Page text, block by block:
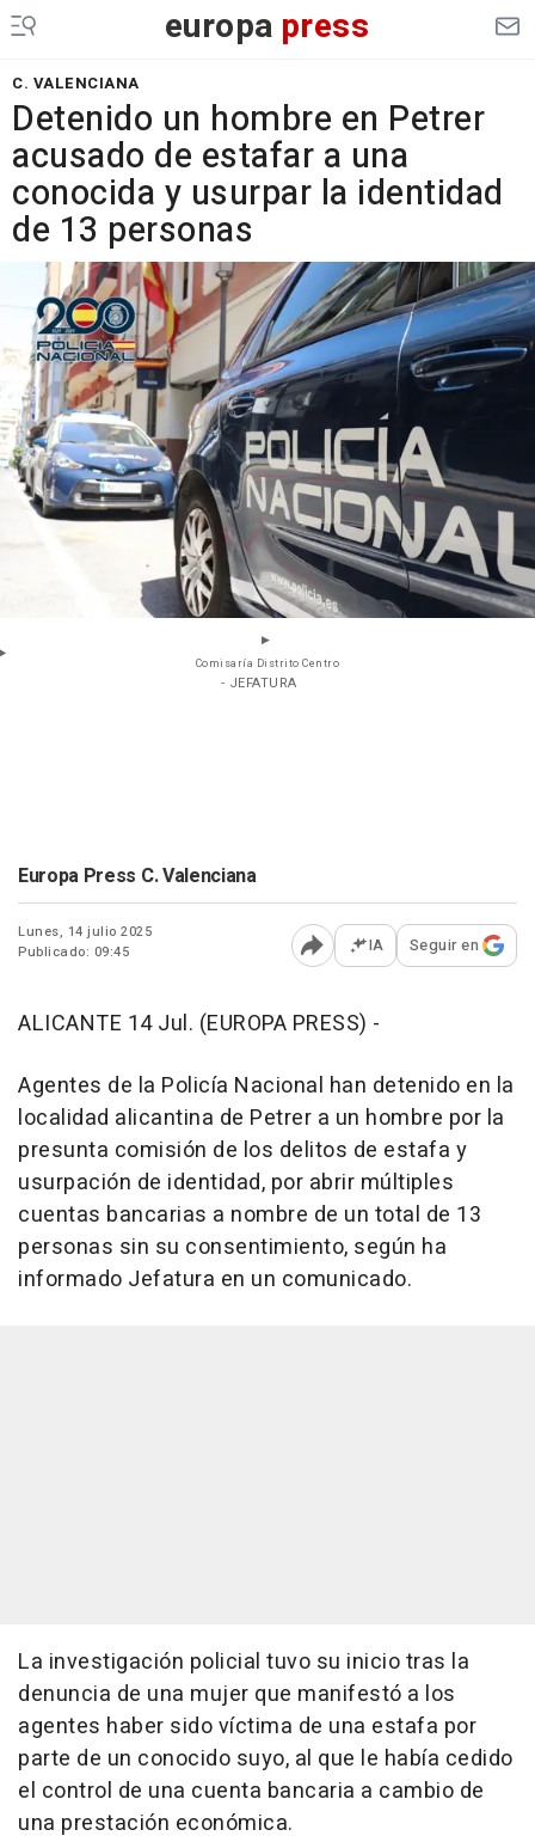
europa press
C. VALENCIANA
Detenido un hombre en Petrer
acusado de estafar a una
conocida y usurpar la identidad
de 13 personas
Comisaría Distrito Centro
- JEFATURA
Europa Press C. Valenciana
Lunes, 14 julio 2025
Publicado: 09:45
Abrir opciones para
IA Seguir en
ALICANTE 14 Jul. (EUROPA PRESS) -
Agentes de la Policía Nacional han detenido en la
localidad alicantina de Petrer a un hombre por la
presunta comisión de los delitos de estafa y
usurpación de identidad, por abrir múltiples
cuentas bancarias a nombre de un total de 13
personas sin su consentimiento, según ha
informado Jefatura en un comunicado.
La investigación policial tuvo su inicio tras la
denuncia de una mujer que manifestó a los
agentes haber sido víctima de una estafa por
parte de un conocido suyo, al que le había cedido
el control de una cuenta bancaria a cambio de
una prestación económica.